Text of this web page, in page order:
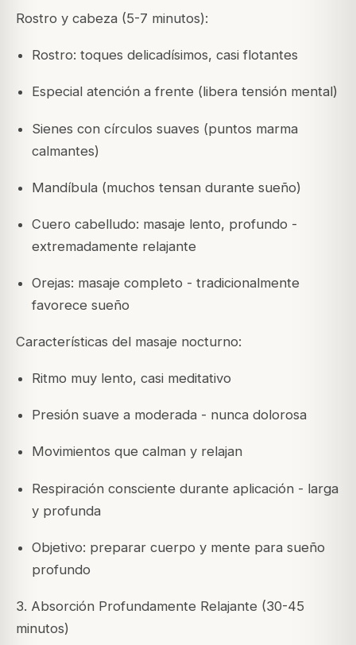
Rostro y cabeza (5-7 minutos):
Rostro: toques delicadísimos, casi flotantes
Especial atención a frente (libera tensión mental)
Sienes con círculos suaves (puntos marma
calmantes)
Mandíbula (muchos tensan durante sueño)
Cuero cabelludo: masaje lento, profundo -
extremadamente relajante
Orejas: masaje completo - tradicionalmente
favorece sueño
Características del masaje nocturno:
Ritmo muy lento, casi meditativo
Presión suave a moderada - nunca dolorosa
Movimientos que calman y relajan
Respiración consciente durante aplicación - larga
y profunda
Objetivo: preparar cuerpo y mente para sueño
profundo
3. Absorción Profundamente Relajante (30-45
minutos)